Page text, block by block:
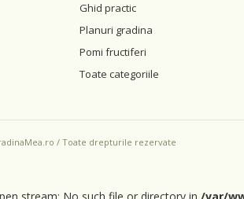
Ghid practic
Planuri gradina
Pomi fructiferi
Toate categoriile
/ Toate drepturile rezervate